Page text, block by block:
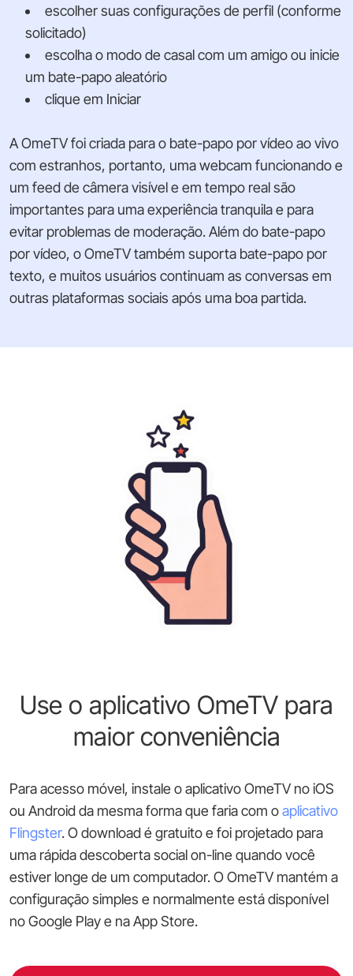
escolher suas configurações de perfil (conforme
solicitado)
escolha o modo de casal com um amigo ou inicie
um bate-papo aleatório
clique em Iniciar
A OmeTV foi criada para o bate-papo por vídeo ao vivo
com estranhos, portanto, uma webcam funcionando e
um feed de câmera visível e em tempo real são
importantes para uma experiência tranquila e para
evitar problemas de moderação. Além do bate-papo
por vídeo, o OmeTV também suporta bate-papo por
texto, e muitos usuários continuam as conversas em
outras plataformas sociais após uma boa partida.
Use o aplicativo OmeTV para
maior conveniência
Para acesso móvel, instale o aplicativo OmeTV no iOS
ou Android da mesma forma que faria com oaplicativo
Flingster. O download é gratuito e foi projetado para
uma rápida descoberta social on-line quando você
estiver longe de um computador. O OmeTV mantém a
configuração simples e normalmente está disponível
no Google Play e na App Store.